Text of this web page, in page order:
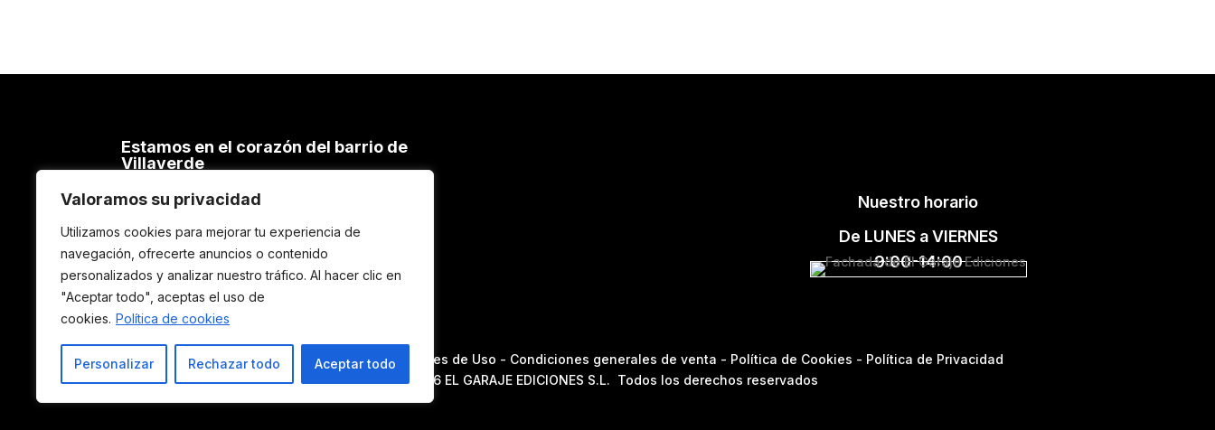
Valoramos su privacidad
Utilizamos cookies para mejorar tu experiencia de
navegación, ofrecerte anuncios o contenido
personalizados y analizar nuestro tráfico. Al hacer clic en
"Aceptar todo", aceptas el uso de
cookies. Política de cookies
Personalizar Rechazar todo Aceptar todo
Estamos en el corazón del barrio de
Villaverde
C/ Cacereños, 54 – 28021 MADRID
TEL. 91 798 69 11
600 241 668
e-mail: info@elgarajeediciones.com
Nuestro horario
De LUNES a VIERNES
9:00-14:00
Aviso Legal y Condiciones Generales de Uso - Condiciones generales de venta - Política de Cookies - Política de Privacidad
©2026 EL GARAJE EDICIONES S.L. Todos los derechos reservados